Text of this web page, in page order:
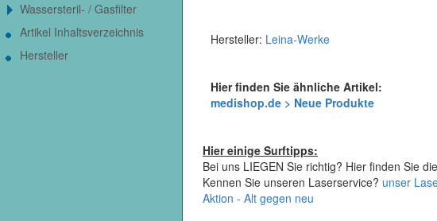
Hersteller: Leina-Werke
Hier finden Sie ähnliche Artikel:
medishop.de > Neue Produkte
Hier einige Surftipps:
Bei uns LIEGEN Sie richtig? Hier finden Sie
Kennen Sie unseren Laserservice? unser
Aktion - Alt gegen neu
Wassersteril- / Gasfilter
Artikel Inhaltsverzeichnis
Hersteller